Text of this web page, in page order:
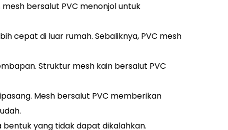
bersalut PVC menonjol untuk
cepat di luar rumah. Sebaliknya, PVC mesh
Struktur mesh kain bersalut PVC
Mesh bersalut PVC memberikan
bentuk yang tidak dapat dikalahkan.